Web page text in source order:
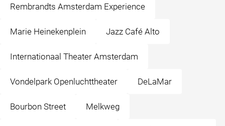
Rembrandts Amsterdam Experience
Marie Heinekenplein Jazz Café Alto
Internationaal Theater Amsterdam
Vondelpark Openluchttheater DeLaMar
Bourbon Street Melkweg